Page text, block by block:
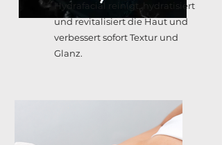
Hydrafacial reinigt, hydratisiert
und revitalisiert die Haut und
verbessert sofort Textur und
Glanz.